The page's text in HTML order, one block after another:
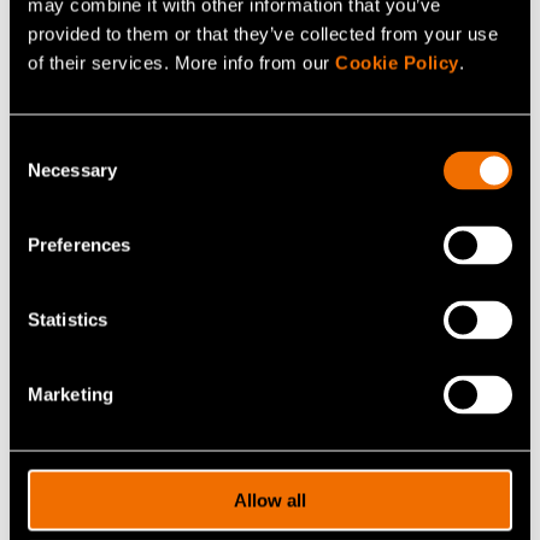
may combine it with other information that you’ve
provided to them or that they’ve collected from your use
of their services. More info from our Cookie Policy.
Selection
Necessary
Preferences
Statistics
Marketing
Allow all
Jaa